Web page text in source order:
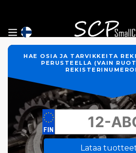
HAE OSIA JA TARVIKKEITA
PERUSTEELLA (VAIN
Lataa